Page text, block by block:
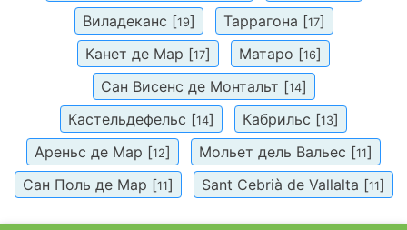
Виладеканс [19] Таррагона [17]
Канет де Мар [17] Матаро [16]
Сан Висенс де Монтальт [14]
Кастельдефельс [14] Кабрильс [13]
Ареньс де Мар [12] Мольет дель Вальес [11]
Сан Поль де Мар [11] Sant Cebrià de Vallalta [11]